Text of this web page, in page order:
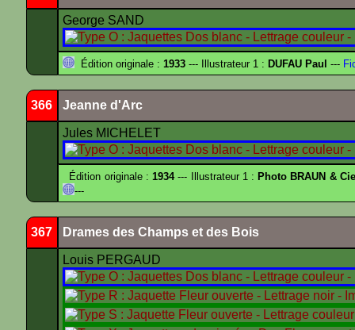
George SAND
Édition originale : 1933 --- Illustrateur 1 : DUFAU Paul ---
366 Jeanne d'Arc
Jules MICHELET
Édition originale :1934--- Illustrateur 1 : Photo BRAUN &
---
367 Drames des Champs et des Bois
Louis PERGAUD